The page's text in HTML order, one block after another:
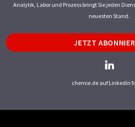
Analytik, Labor und Prozess bringt Sie jeden
neuesten Stand.
JETZT
chemie.de auf LinkedIn